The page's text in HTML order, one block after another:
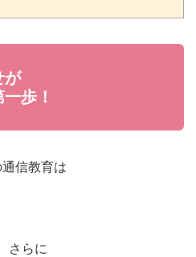
が
歩！
信教育は
さらに